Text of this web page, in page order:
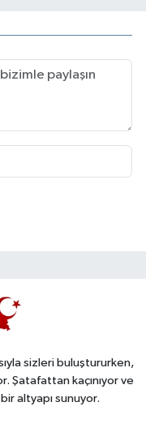
sizleri buluştururken,
Şatafattan kaçınıyor ve
altyapı sunuyor.